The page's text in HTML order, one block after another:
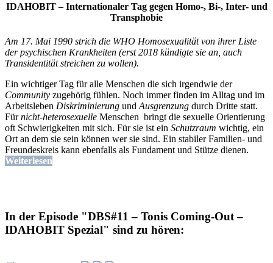
IDAHOBIT – Internationaler Tag gegen Homo-, Bi-, Inter- und
Transphobie
Am 17. Mai 1990 strich die WHO Homosexualität von ihrer Liste
der psychischen Krankheiten (erst 2018 kündigte sie an, auch
Transidentität streichen zu wollen).
Ein wichtiger Tag für alle Menschen die sich irgendwie der
Community zugehörig fühlen. Noch immer finden im Alltag und im
Arbeitsleben Diskriminierung und Ausgrenzung durch Dritte statt.
Fürnicht-heterosexuelle Menschen bringt die sexuelle Orientierung
oft Schwierigkeiten mit sich. Für sie ist ein Schutzraum wichtig, ein
Ort an dem sie sein können wer sie sind. Ein stabiler Familien- und
Freundeskreis kann ebenfalls als Fundament und Stütze dienen.
Weiterlesen
In der Episode "DBS#11 – Tonis Coming-Out –
IDAHOBIT Spezial" sind zu hören: